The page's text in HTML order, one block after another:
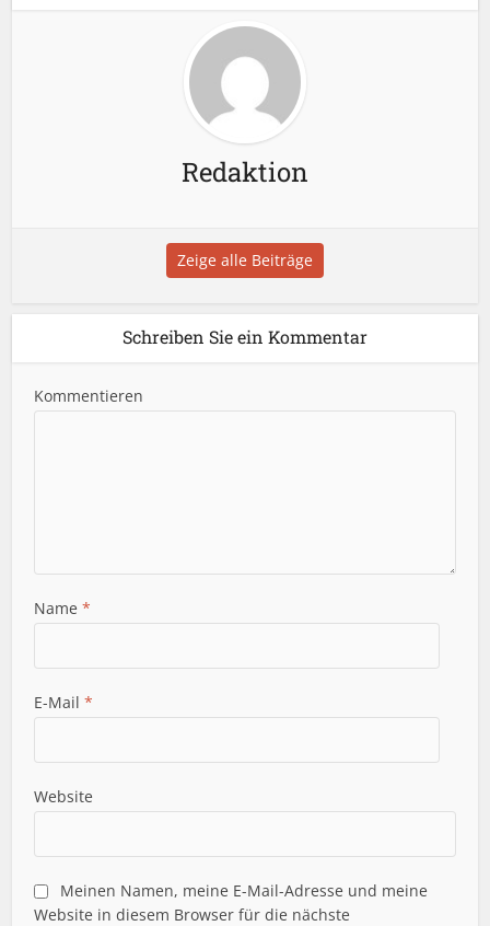
Redaktion
Zeige alle Beiträge
Schreiben Sie ein Kommentar
Kommentieren
Name*
E-Mail*
Website
Meinen Namen, meine E-Mail-Adresse und meine
Website in diesem Browser für die nächste